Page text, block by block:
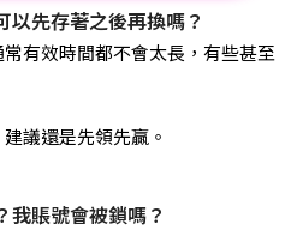
以先存著之後再換嗎？
有效時間都不會太長，有些甚至
議還是先領先贏。
我賬號會被鎖嗎？